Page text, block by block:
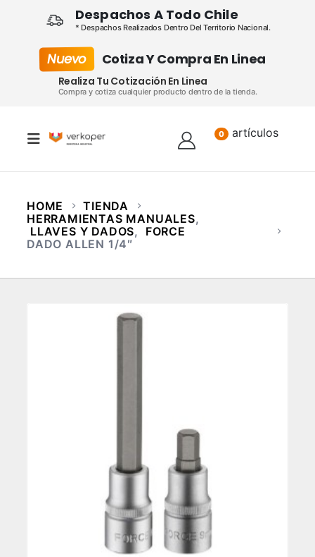
Despachos A Todo Chile
* Despachos Realizados Dentro Del Territorio Nacional.
Nuevo Cotiza Y Compra En Linea
Realiza Tu Cotización En Linea
Compra y cotiza cualquier producto dentro de la tienda.
0 artículos
HOME
TIENDA
HERRAMIENTAS MANUALES,
LLAVES Y DADOS,
FORCE
DADO ALLEN 1/4″